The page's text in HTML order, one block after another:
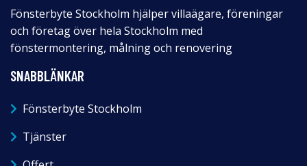
Fönsterbyte Stockholm hjälper villaägare, föreningar
och företag över hela Stockholm med
fönstermontering, målning och renovering
SNABBLÄNKAR
Fönsterbyte Stockholm
Tjänster